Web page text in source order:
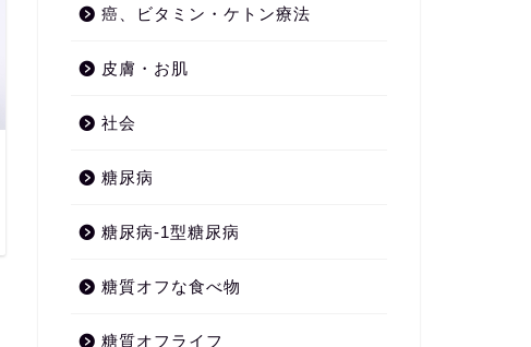
癌、ビタミン・ケトン療法
皮膚・お肌
社会
糖尿病
糖尿病-1型糖尿病
糖質オフな食べ物
糖質オフライフ